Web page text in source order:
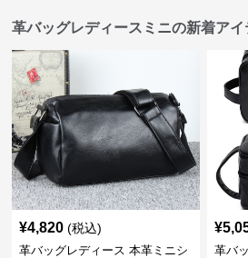
革バッグレディースミニの新着アイ
¥4,820 (税込)
革バッグレディース 本革ミニシ
¥
革バ